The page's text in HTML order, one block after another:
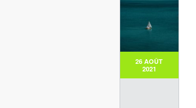
26 AOÛT
2021